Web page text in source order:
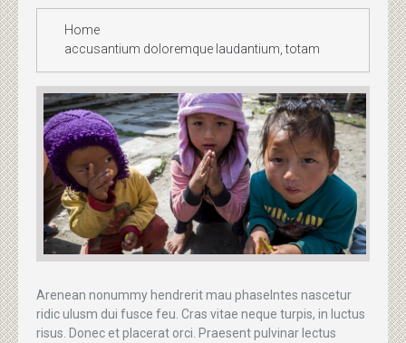
Home
accusantium doloremque laudantium, totam
Arenean nonummy hendrerit mau phaselntes nascetur
ridic ulusm dui fusce feu. Cras vitae neque turpis, in luctus
risus. Donec et placerat orci. Praesent pulvinar lectus